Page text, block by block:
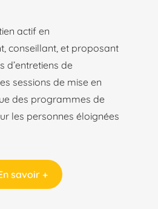
actif en
conseillant, et proposant
d’entretiens de
sessions de mise en
des programmes de
les personnes éloignées
savoir +